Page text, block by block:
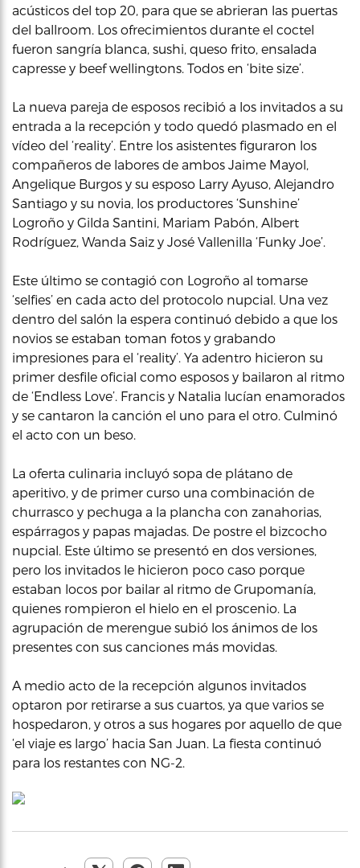
acústicos del top 20, para que se abrieran las puertas
del ballroom. Los ofrecimientos durante el coctel
fueron sangría blanca, sushi, queso frito, ensalada
capresse y beef wellingtons. Todos en ‘bite size’.
La nueva pareja de esposos recibió a los invitados a su
entrada a la recepción y todo quedó plasmado en el
vídeo del ‘reality’. Entre los asistentes figuraron los
compañeros de labores de ambos Jaime Mayol,
Angelique Burgos y su esposo Larry Ayuso, Alejandro
Santiago y su novia, los productores ‘Sunshine’
Logroño y Gilda Santini, Mariam Pabón, Albert
Rodríguez, Wanda Saiz y José Vallenilla ‘Funky Joe’.
Este último se contagió con Logroño al tomarse
‘selfies’ en cada acto del protocolo nupcial. Una vez
dentro del salón la espera continuó debido a que los
novios se estaban toman fotos y grabando
impresiones para el ‘reality’. Ya adentro hicieron su
primer desfile oficial como esposos y bailaron al ritmo
de ‘Endless Love’. Francis y Natalia lucían enamorados
y se cantaron la canción el uno para el otro. Culminó
el acto con un beso.
La oferta culinaria incluyó sopa de plátano de
aperitivo, y de primer curso una combinación de
churrasco y pechuga a la plancha con zanahorias,
espárragos y papas majadas. De postre el bizcocho
nupcial. Este último se presentó en dos versiones,
pero los invitados le hicieron poco caso porque
estaban locos por bailar al ritmo de Grupomanía,
quienes rompieron el hielo en el proscenio. La
agrupación de merengue subió los ánimos de los
presentes con sus canciones más movidas.
A medio acto de la recepción algunos invitados
optaron por retirarse a sus cuartos, ya que varios se
hospedaron, y otros a sus hogares por aquello de que
‘el viaje es largo’ hacia San Juan. La fiesta continuó
para los restantes con NG-2.